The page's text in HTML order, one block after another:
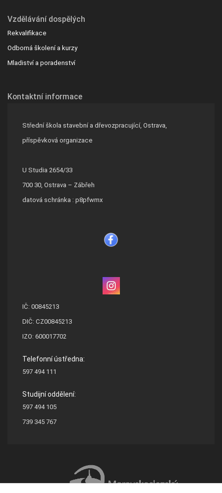
Vzdělávání dospělých
Rekvalifikace
Odborná školení a kurzy
Mladiství a poradenství
Kontaktní informace
Střední škola stavební a dřevozpracující, Ostrava,
příspěvková organizace
U Studia 2654/33
700 30, Ostrava – Zábřeh
datová schránka : p8pfwmx
IČ: 00845213
DIČ: CZ00845213
IZO: 600017702
Telefonní ústředna:
597 494 111
Studijní oddělení:
597 494 105
739 345 767